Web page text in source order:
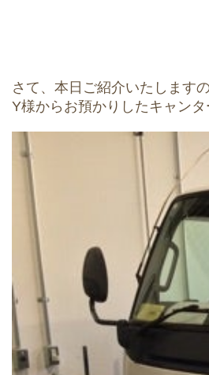
さて、本日ご紹介いたしますの
Y様からお預かりしたキャンタ